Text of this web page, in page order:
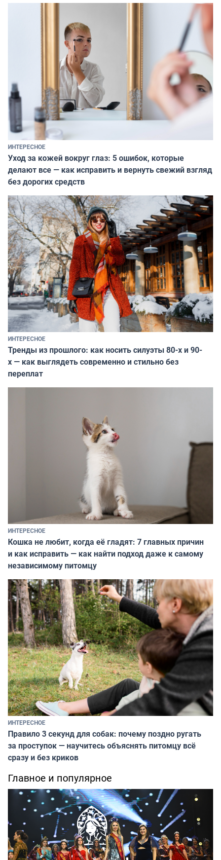
ИНТЕРЕСНОЕ
Уход за кожей вокруг глаз: 5 ошибок, которые
делают все — как исправить и вернуть свежий взгляд
без дорогих средств
ИНТЕРЕСНОЕ
Тренды из прошлого: как носить силуэты 80-х и 90-
х — как выглядеть современно и стильно без
переплат
ИНТЕРЕСНОЕ
Кошка не любит, когда её гладят: 7 главных причин
и как исправить — как найти подход даже к самому
независимому питомцу
ИНТЕРЕСНОЕ
Правило 3 секунд для собак: почему поздно ругать
за проступок — научитесь объяснять питомцу всё
сразу и без криков
Главное и популярное